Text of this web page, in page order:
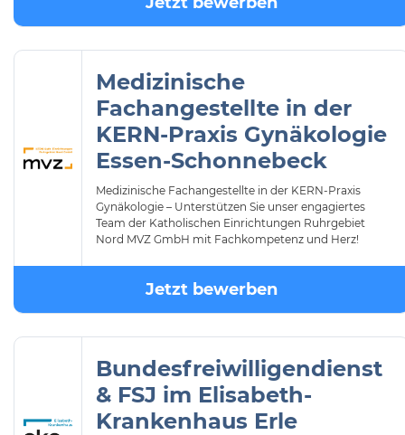
Medizinische
Fachangestellte in der
KERN-Praxis Gynäkologie
Essen-Schonnebeck
Medizinische Fachangestellte in der KERN-Praxis
Gynäkologie – Unterstützen Sie unser engagiertes
Team der Katholischen Einrichtungen Ruhrgebiet
Nord MVZ GmbH mit Fachkompetenz und Herz!
Jetzt bewerben
Bundesfreiwilligendienst
& FSJ im Elisabeth-
Krankenhaus Erle